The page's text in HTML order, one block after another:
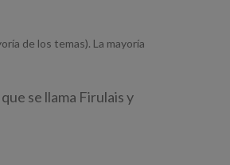
de los temas). La mayoría
se llama Firulais y